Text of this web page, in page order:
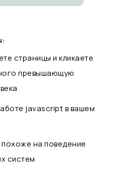
страницы и кликаете
превышающую
javascript в вашем
на поведение
систем